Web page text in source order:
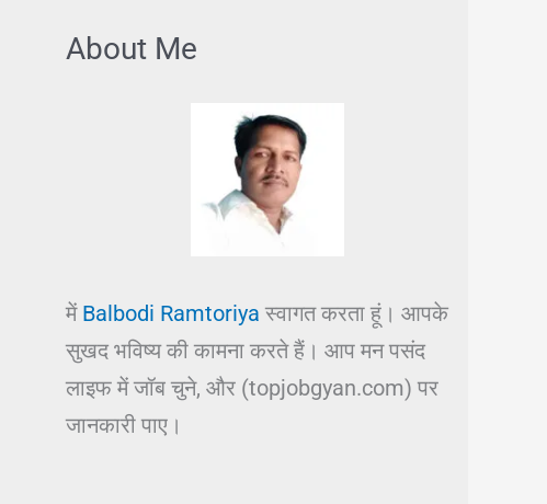
About Me
में Balbodi Ramtoriya स्वागत करता हूं। आपके
सुखद भविष्य की कामना करते हैं। आप मन पसंद
लाइफ में जॉब चुने, और (topjobgyan.com) पर
जानकारी पाए।